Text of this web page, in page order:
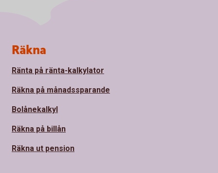
Sidfot
Räkna
Ränta på ränta-kalkylator
Räkna på månadssparande
Bolånekalkyl
Räkna på billån
Räkna ut pension